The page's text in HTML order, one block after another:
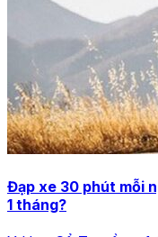
Đạp xe 30 phút mỗi
1 tháng?